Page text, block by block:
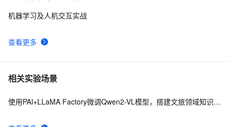
查看更多
机器学习及人机交互实战
相关实验场景
使用PAI+LLaMA Factory微调Qwen2-VL模型，搭建文旅领域知识问答机器人